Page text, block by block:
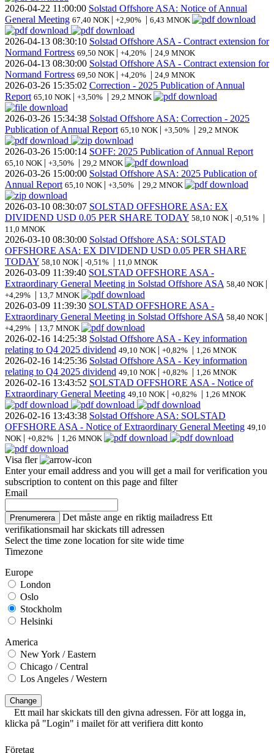
2026-04-22 11:00:00 Solstad Offshore ASA: Notice of Annual
General Meeting 67,40 NOK | +2,90% | 6,43 MNOK
2026-04-13 08:30:10 Solstad Offshore ASA - Contract extension for
Normand Fortress 69,50 NOK | +4,20% | 24,9 MNOK
2026-04-13 08:30:00 Solstad Offshore ASA - Contract extension for
Normand Fortress 69,50 NOK | +4,20% | 24,9 MNOK
2026-03-26 15:35:02 Correction - 2025 Publication of Annual
Report 65,10 NOK | +3,50% | 29,2 MNOK
2026-03-26 15:34:38 Solstad Offshore ASA: Correction - 2025
Publication of Annual Report 65,10 NOK | +3,50% | 29,2 MNOK
2026-03-26 15:00:14 SOFF: 2025 Publication of Annual Report
65,10 NOK | +3,50% | 29,2 MNOK
2026-03-26 15:00:00 Solstad Offshore ASA: 2025 Publication of
Annual Report 65,10 NOK | +3,50% | 29,2 MNOK
2026-03-10 08:30:07 SOLSTAD OFFSHORE ASA: EX
DIVIDEND USD 0.05 PER SHARE TODAY 58,10 NOK | -0,51% |
11,0 MNOK
2026-03-10 08:30:00 Solstad Offshore ASA: SOLSTAD
OFFSHORE ASA: EX DIVIDEND USD 0.05 PER SHARE
TODAY 58,10 NOK | -0,51% | 11,0 MNOK
2026-03-09 11:39:40 SOLSTAD OFFSHORE ASA -
Extraordinary General Meeting in Solstad Offshore ASA 58,40 NOK |
+4,29% | 13,7 MNOK
2026-03-09 11:39:30 SOLSTAD OFFSHORE ASA -
Extraordinary General Meeting in Solstad Offshore ASA 58,40 NOK |
+4,29% | 13,7 MNOK
2026-02-16 14:25:38 Solstad Offshore ASA - Key information
relating to Q4 2025 dividend 49,10 NOK | +0,82% | 1,26 MNOK
2026-02-16 14:25:36 Solstad Offshore ASA - Key information
relating to Q4 2025 dividend 49,10 NOK | +0,82% | 1,26 MNOK
2026-02-16 13:43:52 SOLSTAD OFFSHORE ASA - Notice of
Extraordinary General Meeting 49,10 NOK | +0,82% | 1,26 MNOK
2026-02-16 13:43:38 Solstad Offshore ASA: SOLSTAD
OFFSHORE ASA - Notice of Extraordinary General Meeting 49,10
NOK | +0,82% | 1,26 MNOK
Visa fler
Enter your email address and you will get a mail for verification you
subscription to content on this page and filter
Email
Prenumerera Det måste ange en riktig mailadress Ett
verifikationsmail har skickats till adressen
Select the time zone location for site wide time
Timezone
Europe
London
Oslo
Stockholm
Helsinki
America
New York / Eastern
Chicago / Central
Los Angeles / Western
Change
Ett mail har skickats till den givna adressen. För att logga in,
klicka på "Login" i mailet för att verifiera ditt konto
Företag